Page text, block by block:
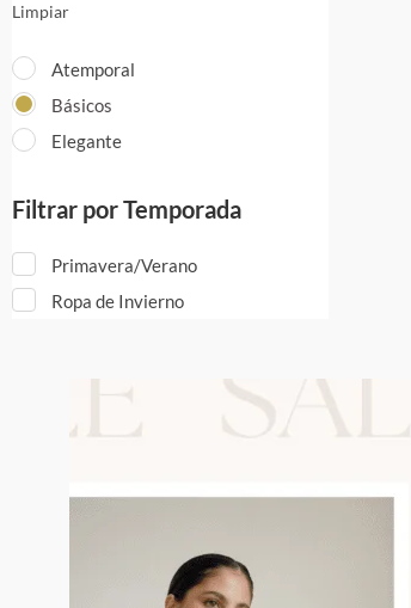
Limpiar
Atemporal
Básicos
Elegante
Filtrar por Temporada
Primavera/Verano
Ropa de Invierno